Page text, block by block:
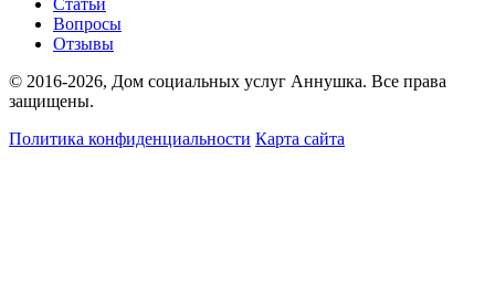
Статьи
Вопросы
Отзывы
© 2016-2026, Дом социальных услуг Аннушка. Все права
защищены.
Политика конфиденциальности Карта сайта